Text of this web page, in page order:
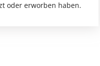
oder erworben haben.